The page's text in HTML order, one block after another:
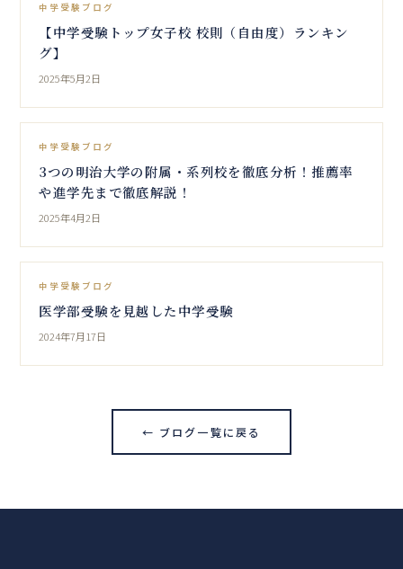
中学受験ブログ
【中学受験トップ女子校 校則（自由度）ランキン
グ】
2025年5月2日
中学受験ブログ
3つの明治大学の附属・系列校を徹底分析！推薦率
や進学先まで徹底解説！
2025年4月2日
中学受験ブログ
医学部受験を見越した中学受験
2024年7月17日
← ブログ一覧に戻る